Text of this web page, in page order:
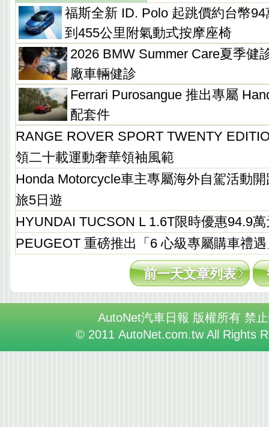
福斯全新 ID. Polo 起跳價約台幣
到455公里附氣動式按摩座椅
2026 BMW Summer Care夏季健
廠車輛健診
Ferrari Purosangue 推出專屬
配套件
RANGE ROVER SPORT TWENTY
領二十載運動奢華領袖風範
Honda Motorcycle車主專屬海外自駕活動
旅5日遊
HYUNDAI TUCSON L 1.6T限時優惠94.9萬
PEUGEOT 重磅推出「6 心級專屬購車禮
前一天文章列表
AutoNet汽車日報 版權所有 禁
© 2011 AutoNet.com.tw All Rights